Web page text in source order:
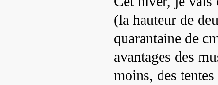
(la hauteur de
quarantaine de
avantages des
moins, des